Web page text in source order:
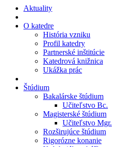
Aktuality
O katedre
História vzniku
Profil katedry
Partnerské inštitúcie
Katedrová knižnica
Ukážka prác
Štúdium
Bakalárske štúdium
Učiteľstvo Bc.
Magisterské štúdium
Učiteľstvo Mgr.
Rozširujúce štúdium
Rigorózne konanie